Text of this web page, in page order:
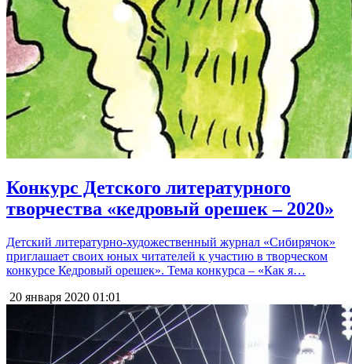
Конкурс Детского литературного
творчества «кедровый орешек – 2020»
Детский литературно-художественный журнал «Сибирячок»
приглашает своих юных читателей к участию в творческом
конкурсе Кедровый орешек». Тема конкурса – «Как я…
20 января 2020 01:01